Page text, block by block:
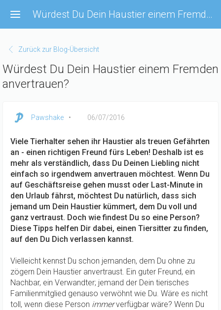
zum
Inhalt
Würdest Du Dein Haustier einem Fremden anvertrauen?
Zurück zur Blog-Übersicht
Würdest Du Dein Haustier einem Fremden
anvertrauen?
Pawshake 06/07/2016
Viele Tierhalter sehen ihr Haustier als treuen Gefährten
an - einen richtigen Freund fürs Leben! Deshalb ist es
mehr als verständlich, dass Du Deinen Liebling nicht
einfach so irgendwem anvertrauen möchtest. Wenn Du
auf Geschäftsreise gehen musst oder Last-Minute in
den Urlaub fährst, möchtest Du natürlich, dass sich
jemand um Dein Haustier kümmert, dem Du voll und
ganz vertraust. Doch wie findest Du so eine Person?
Diese Tipps helfen Dir dabei, einen Tiersitter zu finden,
auf den Du Dich verlassen kannst.
Vielleicht kennst Du schon jemanden, dem Du ohne zu
zögern Dein Haustier anvertraust. Ein guter Freund, ein
Nachbar, ein Verwandter; jemand der Dein tierisches
Familienmitglied genauso verwöhnt wie Du. Wäre es nicht
toll, wenn diese Person immerverfügbar wäre? Wenn Du